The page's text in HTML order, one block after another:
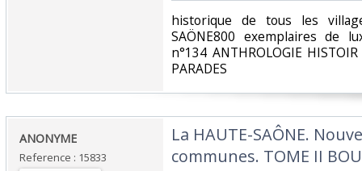
‎historique de tous les
SAÖNE800 exemplaires de
n°134 ANTHROLOGIE
PARADES‎
‎ANONYME‎
Reference : 15833
‎La HAUTE-SAÔNE.
communes. TOME II